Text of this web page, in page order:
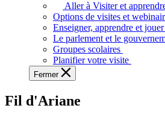
voir,
apprendre
et
découvrir
Aller à Visiter et
Options de visites et
Enseigner, apprendre et jouer
Le parlement et le
Groupes scolaires
Planifier votre visite
Fermer
Fil d'Ariane